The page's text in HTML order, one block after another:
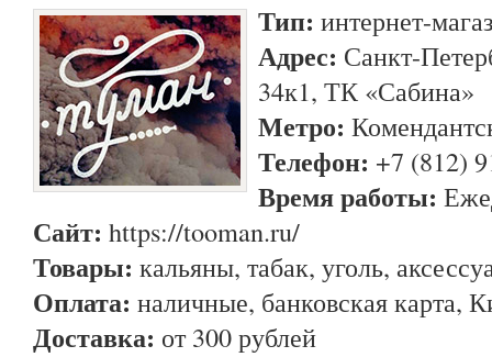
Тип: интернет-
Адрес: Санкт-
34к1, ТК «Сабина»
Метро:
Телефон: +7 (812)
Время работы:
Сайт: https://tooman.ru/
Товары: кальяны, табак, уголь,
Оплата: наличные, банковская карта,
Доставка: от 300 рублей